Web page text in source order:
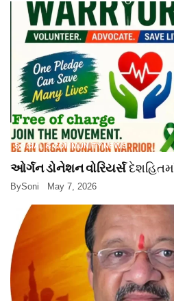
SOCIAL & COMMUNITY NEWS
ઓર્ગન ડોનેશન વોરિયર્સ
BySoni May 7, 2026